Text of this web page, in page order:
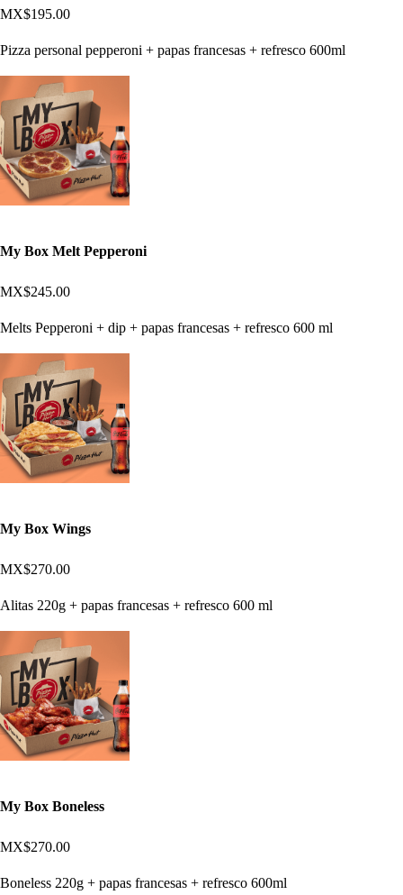
MX$195.00
Pizza personal pepperoni + papas francesas + refresco 600ml
My Box Melt Pepperoni
MX$245.00
Melts Pepperoni + dip + papas francesas + refresco 600 ml
My Box Wings
MX$270.00
Alitas 220g + papas francesas + refresco 600 ml
My Box Boneless
MX$270.00
Boneless 220g + papas francesas + refresco 600ml